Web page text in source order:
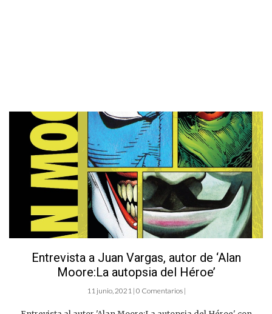
Entrevista a Juan Vargas, autor de ‘Alan
Moore:La autopsia del Héroe’
11 junio, 2021 | 0 Comentarios |